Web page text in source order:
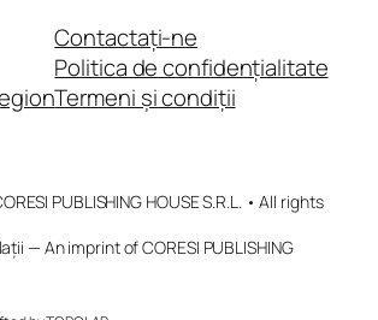
Contactați-ne
Politica de confidențialitate
Termeni și condiții
PUBLISHING HOUSE S.R.L. • All rights
— An imprint of CORESI PUBLISHING